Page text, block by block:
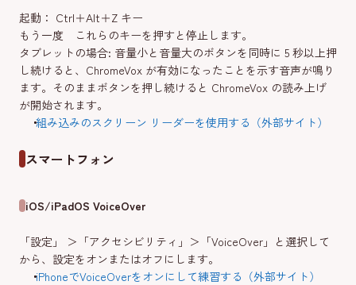
起動： Ctrl＋Alt＋Z キー
もう一度 これらのキーを押すと停止します。
タブレットの場合: 音量小と音量大のボタンを同時に 5 秒以上押
し続けると、ChromeVox が有効になったことを示す音声が鳴り
ます。そのままボタンを押し続けると ChromeVox の読み上げ
が開始されます。
組み込みのスクリーン リーダーを使用する（外部サイト）
スマートフォン
iOS/iPadOS VoiceOver
「設定」 ＞「アクセシビリティ」＞「VoiceOver」と選択して
から、設定をオンまたはオフにします。
iPhoneでVoiceOverをオンにして練習する（外部サイト）